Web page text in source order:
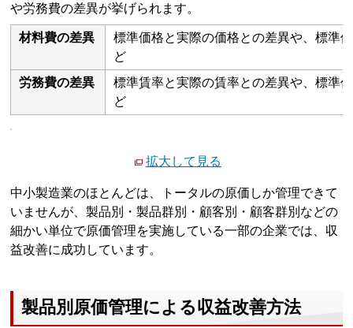
や労務費の差異が挙げられます。
材料費の差異
標準価格と実際の価格との差異や、標準
ど
労務費の差異
標準賃率と実際の賃率との差異や、標準
ど
拡大して見る
中小製造業のほとんどは、トータルの原価しか管理できて
いませんが、製品別・製品群別・顧客別・顧客群別などの
細かい単位で原価管理を実施している一部の企業では、収
益改善に成功しています。
製品別原価管理による収益改善方法